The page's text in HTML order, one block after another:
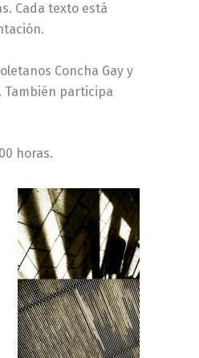
Cada texto está
Concha Gay y
También participa
horas.